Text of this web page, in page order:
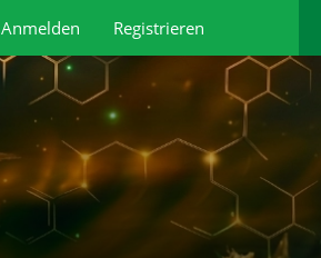
Anmelden Registrieren